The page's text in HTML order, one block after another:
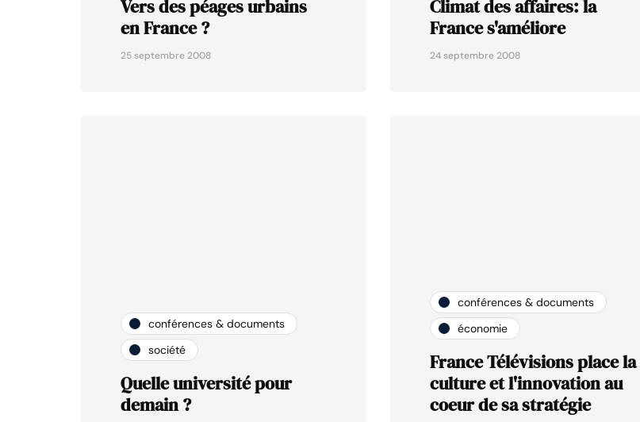
Vers des péages urbains
en France ?
25 septembre 2008
Climat des affaires: la
France s'améliore
24 septembre 2008
conférences & documents
société
Quelle université pour
demain ?
conférences & documents
économie
France Télévisions place la
culture et l'innovation au
coeur de sa stratégie